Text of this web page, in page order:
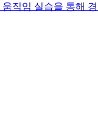
직임 실습을 통해